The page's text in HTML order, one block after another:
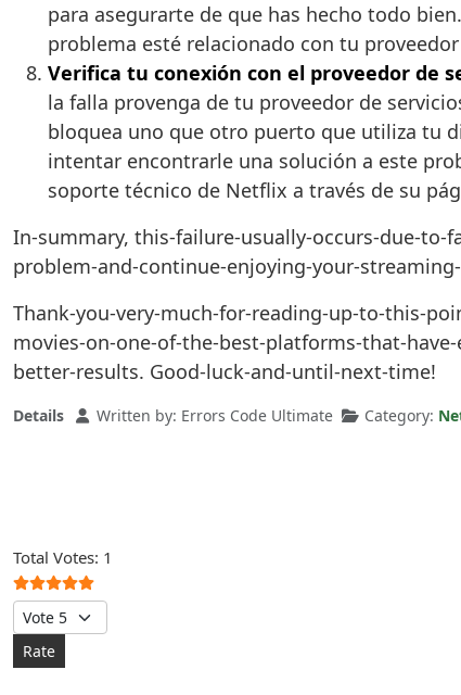
para asegurarte de que has hecho todo
problema esté relacionado con tu
Verifica tu conexión con el proveedor de
la falla provenga de tu proveedor de
bloquea uno que otro puerto que utiliza tu
intentar encontrarle una solución a este
soporte técnico de Netflix a través de su
In-summary, this-failure-usually-occurs-due-
problem-and-continue-enjoying-your-
Thank-you-very-much-for-reading-up-to-this-
movies-on-one-of-the-best-platforms-that-
better-results. Good-luck-and-until-next-time!
Details Written by: Errors Code Ultimate Category:
User Rating:5
Total Votes: 1
Please Rate